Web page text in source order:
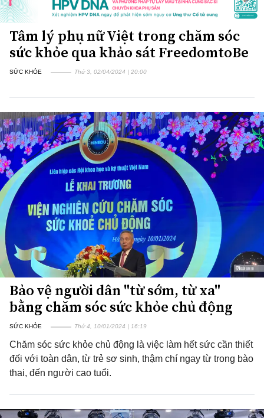
Tâm lý phụ nữ Việt trong chăm sóc
sức khỏe qua khảo sát FreedomtoBe
SỨC KHỎE Thứ 3, 02/04/2024 | 20:00
Bảo vệ người dân "từ sớm, từ xa"
bằng chăm sóc sức khỏe chủ động
SỨC KHỎE Thứ 4, 10/01/2024 | 16:19
Chăm sóc sức khỏe chủ động là việc làm hết sức cần thiết
đối với toàn dân, từ trẻ sơ sinh, thậm chí ngay từ trong bào
thai, đến người cao tuổi.